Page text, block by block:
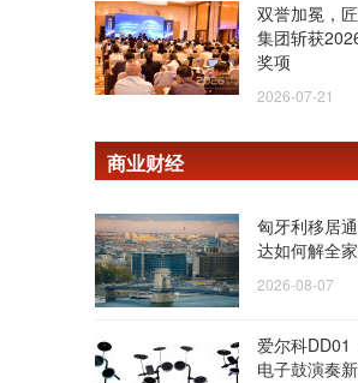
双誉加冕，
集团斩获
奖项
2026-07-21
商业财经
匈牙利移居
达如何解全
2026-08-07
爱尔科DD01
电子鼓演奏